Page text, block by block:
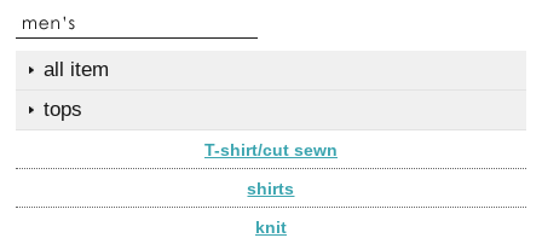
all item
tops
T-shirt/cut sewn
shirts
knit